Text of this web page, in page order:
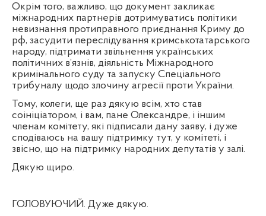
Окрім того, важливо, що документ закликає
міжнародних партнерів дотримуватись політики
невизнання протиправного приєднання Криму до
рф, засудити переслідування кримськотатарського
народу, підтримати звільнення українських
політичних в’язнів, діяльність Міжнародного
кримінального суду та запуску Спеціального
трибуналу щодо злочину агресії проти України.
Тому, колеги, ще раз дякую всім, хто став
соініціатором, і вам, пане Олександре, і іншим
членам комітету, які підписали дану заяву, і дуже
сподіваюсь на вашу підтримку тут, у комітеті, і
звісно, що на підтримку народних депутатів у залі.
Дякую щиро.
ГОЛОВУЮЧИЙ. Дуже дякую.